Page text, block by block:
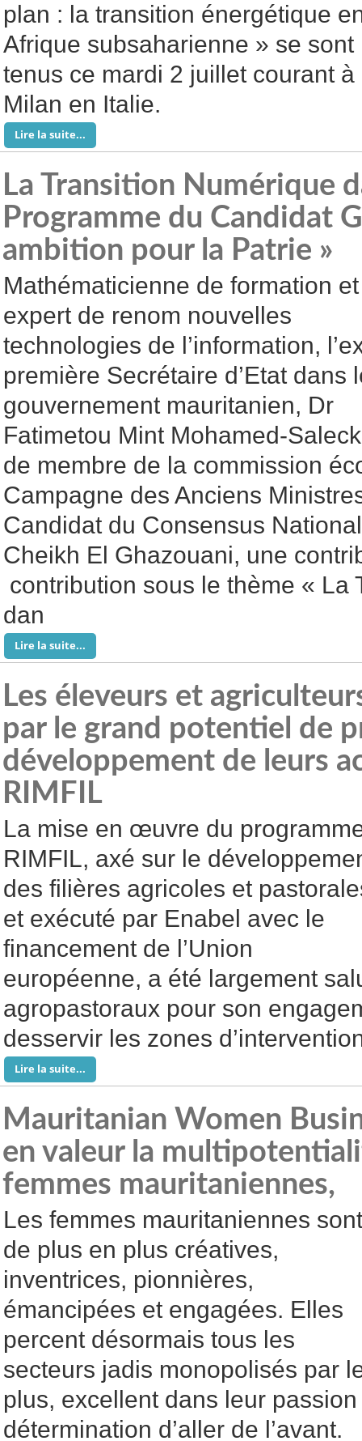
plan : la transition énergétique
Afrique subsaharienne » se sont
tenus ce mardi 2 juillet courant à
Milan en Italie.
Lire la suite...
La Transition Numérique
Programme du Candidat
ambition pour la Patrie »
Mathématicienne de formation et
expert de renom nouvelles
technologies de l’information,
première Secrétaire d’Etat dans
gouvernement mauritanien, Dr
Fatimetou Mint Mohamed-
de membre de la commission
Campagne des Anciens
Candidat du Consensus
Cheikh El Ghazouani, une
contribution sous le thème « La
dan
Lire la suite...
Les éleveurs et
par le grand potentiel de
développement de leurs
RIMFIL
La mise en œuvre du
RIMFIL, axé sur le
des filières agricoles et
et exécuté par Enabel avec le
financement de l’Union
européenne, a été largement
agropastoraux pour son
desservir les zones
Lire la suite...
Mauritanian Women
en valeur la
femmes mauritaniennes,
Les femmes mauritaniennes sont
de plus en plus créatives,
inventrices, pionnières,
émancipées et engagées. Elles
percent désormais tous les
secteurs jadis monopolisés par
plus, excellent dans leur
détermination d’aller de l’avant.